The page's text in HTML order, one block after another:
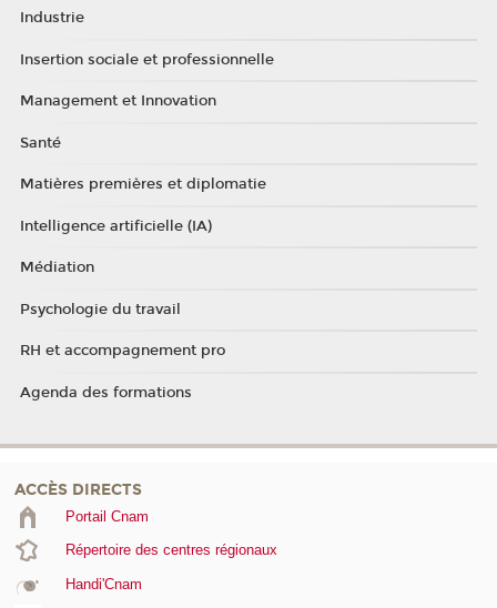
Industrie
Insertion sociale et professionnelle
Management et Innovation
Santé
Matières premières et diplomatie
Intelligence artificielle (IA)
Médiation
Psychologie du travail
RH et accompagnement pro
Agenda des formations
ACCÈS DIRECTS
Portail Cnam
Répertoire des centres régionaux
Handi'Cnam